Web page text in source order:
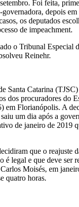
Foi feita,
depois em
os deputados
de impeachment.
o Tribunal Especial
Reinehr.
Santa Catarina
dos procuradores do
em Florianópolis. A
um dia após a
de janeiro de 2019
que o reajuste
é legal e que deve ser
Moisés, em
quatro horas.